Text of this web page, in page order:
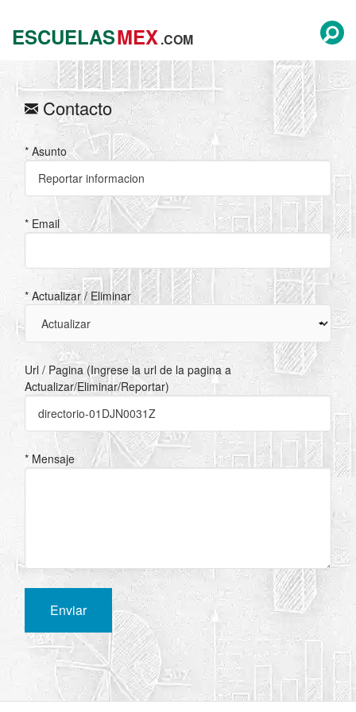
ESCUELASMEX.COM
Contacto
* Asunto
* Email
* Actualizar / Eliminar
Url / Pagina (Ingrese la url de la pagina a
Actualizar/Eliminar/Reportar)
* Mensaje
Enviar